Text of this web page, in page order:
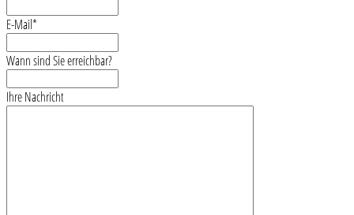
E-Mail*
Wann sind Sie erreichbar?
Ihre Nachricht